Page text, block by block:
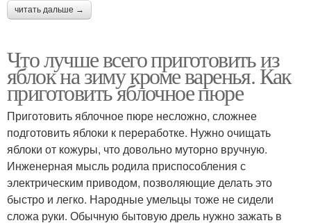
читать дальше →
Что лучше всего приготовить из
яблок на зиму кроме варенья. Как
приготовить яблочное пюре
Приготовить яблочное пюре несложно, сложнее
подготовить яблоки к переработке. Нужно очищать
яблоки от кожуры, что довольно муторно вручную.
Инженерная мысль родила приспособления с
электрическим приводом, позволяющие делать это
быстро и легко. Народные умельцы тоже не сидели
сложа руки. Обычную бытовую дрель нужно зажать в